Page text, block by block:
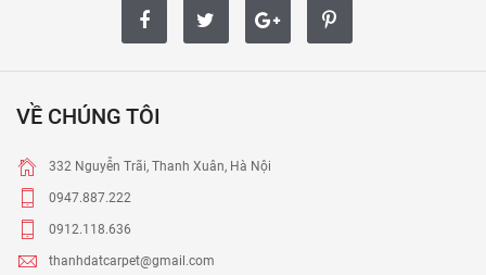
VỀ CHÚNG TÔI
332 Nguyễn Trãi, Thanh Xuân, Hà Nội
0947.887.222
0912.118.636
thanhdatcarpet@gmail.com